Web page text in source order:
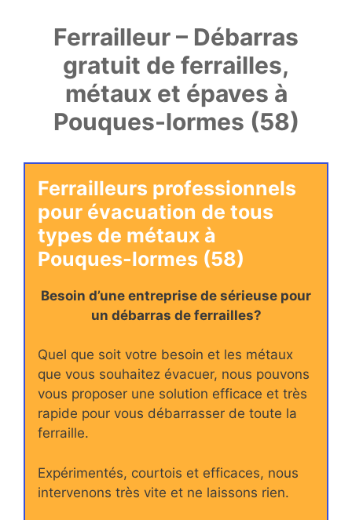
Ferrailleur – Débarras
gratuit de ferrailles,
métaux et épaves à
Pouques-lormes (58)
Ferrailleurs professionnels
pour évacuation de tous
types de métaux à
Pouques-lormes (58)
Besoin d’une entreprise de sérieuse pour
un débarras de ferrailles?
Quel que soit votre besoin et les métaux
que vous souhaitez évacuer, nous pouvons
vous proposer une solution efficace et très
rapide pour vous débarrasser de toute la
ferraille.
Expérimentés, courtois et efficaces, nous
intervenons très vite et ne laissons rien.